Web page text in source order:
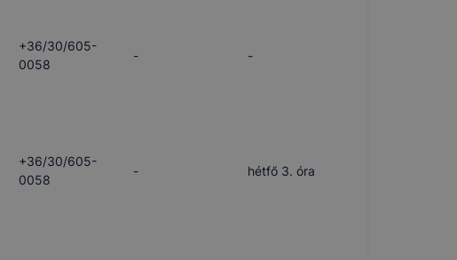
+36/30/605-
0058
- -
+36/30/605-
0058
- hétfő 3. óra